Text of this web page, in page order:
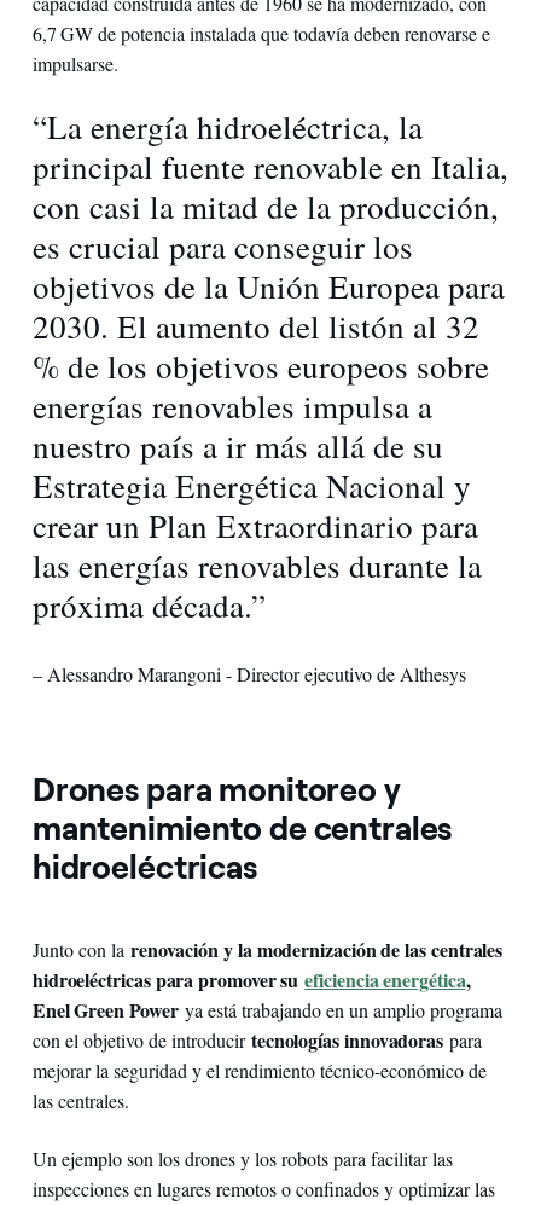
6,7 GW de potencia instalada que todavía deben renovarse e
impulsarse.
“La energía hidroeléctrica, la
principal fuente renovable en Italia,
con casi la mitad de la producción,
es crucial para conseguir los
objetivos de la Unión Europea para
2030. El aumento del listón al 32
% de los objetivos europeos sobre
energías renovables impulsa a
nuestro país a ir más allá de su
Estrategia Energética Nacional y
crear un Plan Extraordinario para
las energías renovables durante la
próxima década.”
– Alessandro Marangoni - Director ejecutivo de Althesys
Drones para monitoreo y
mantenimiento de centrales
hidroeléctricas
Junto con la renovación y la modernización de las centrales
hidroeléctricas para promover sueficiencia energética,
Enel Green Powerya está trabajando en un amplio programa
con el objetivo de introducirtecnologías innovadoras para
mejorar la seguridad y el rendimiento técnico-económico de
las centrales.
Un ejemplo son los drones y los robots para facilitar las
inspecciones en lugares remotos o confinados y optimizar las